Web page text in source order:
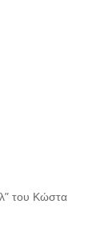
του Κώστα